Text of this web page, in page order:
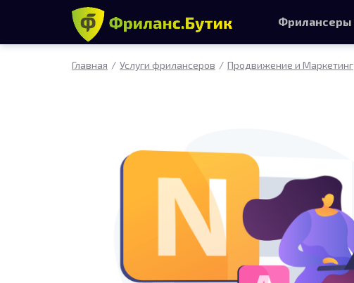
Главная Услуги фрилансеров Продвижение и Маркетинг
Фрилансеры